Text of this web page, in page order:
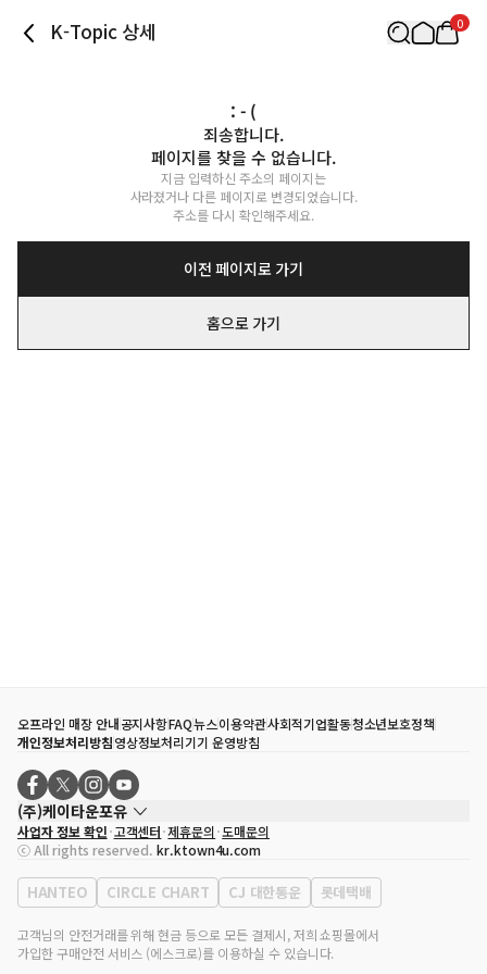
K-Topic 상세 0
: - (
죄송합니다.
페이지를 찾을 수 없습니다.
지금 입력하신 주소의 페이지는
사라졌거나 다른 페이지로 변경되었습니다.
주소를 다시 확인해주세요.
이전 페이지로 가기
홈으로 가기
오프라인 매장 안내공지사항FAQ뉴스이용약관사회적기업활동청소년보호정책
개인정보처리방침영상정보처리기기 운영방침
(주)케이타운포유
대표자
송효민
사업자등록번호
120-87-71116
통신판매업 신고번호 제2011-서울강남-02223
대표전화
02-552-9855
사업자 정보 확인 고객센터 제휴문의 도매문의
ⓒ All rights reserved. kr.ktown4u.com
HANTEO CIRCLE CHART CJ 대한통운 롯데택배
고객님의 안전거래를 위해 현금 등으로 모든 결제시, 저희 쇼핑몰에서
가입한 구매안전 서비스 (에스크로)를 이용하실 수 있습니다.